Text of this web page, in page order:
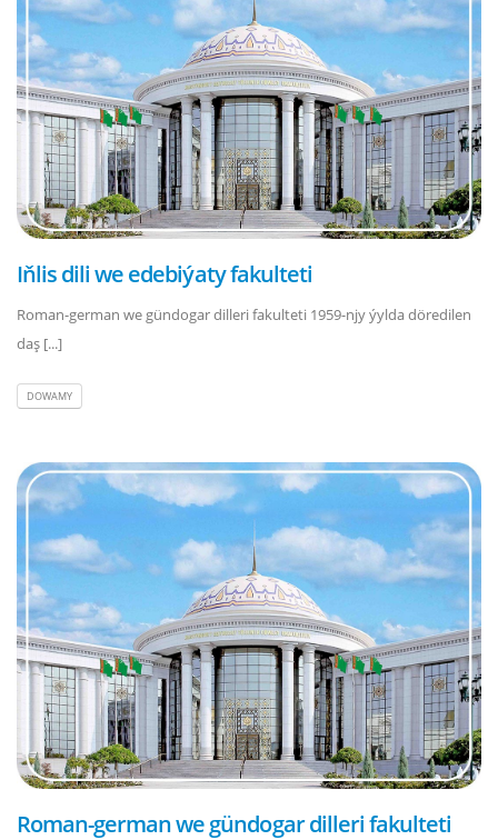
Iňlis dili we edebiýaty fakulteti
Roman-german we gündogar dilleri fakulteti 1959-njy ýylda döredilen
daş [...]
DOWAMY
Roman-german we gündogar dilleri fakulteti